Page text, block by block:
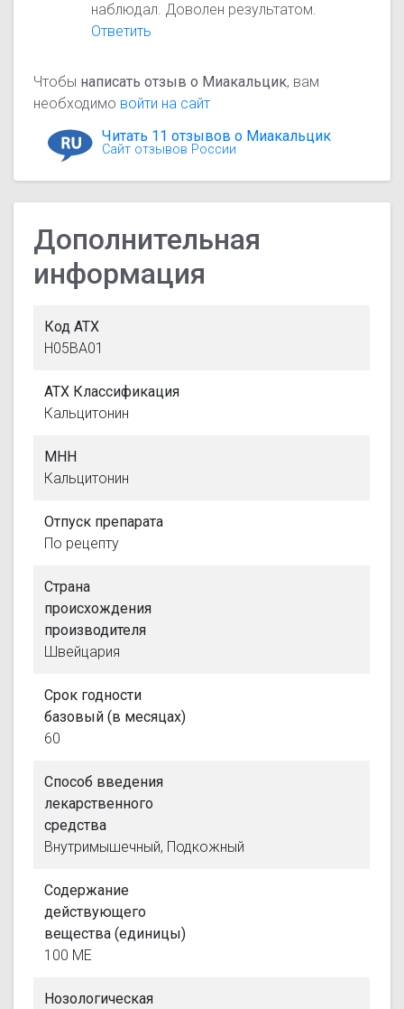
наблюдал. Доволен результатом.
Ответить
Чтобы написать отзыв о Миакальцик, вам
необходимо войти на сайт
Читать 11 отзывов о Миакальцик
Сайт отзывов России
Дополнительная
информация
Код АТХ
H05BA01
АТХ Классификация
Кальцитонин
МНН
Кальцитонин
Отпуск препарата
По рецепту
Страна
происхождения
производителя
Швейцария
Срок годности
базовый (в месяцах)
60
Способ введения
лекарственного
средства
Внутримышечный, Подкожный
Содержание
действующего
вещества (единицы)
100 МЕ
Нозологическая